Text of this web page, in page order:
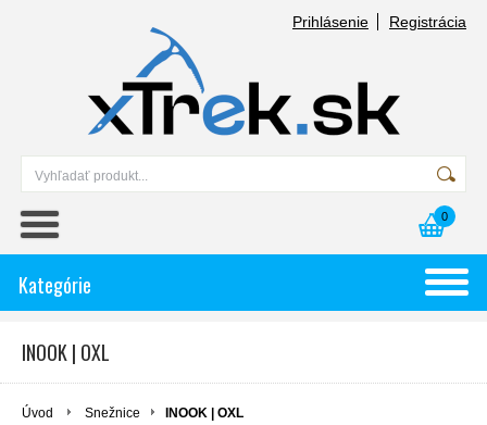
Prihlásenie Registrácia
0
Kategórie
INOOK | OXL
Úvod Snežnice INOOK | OXL